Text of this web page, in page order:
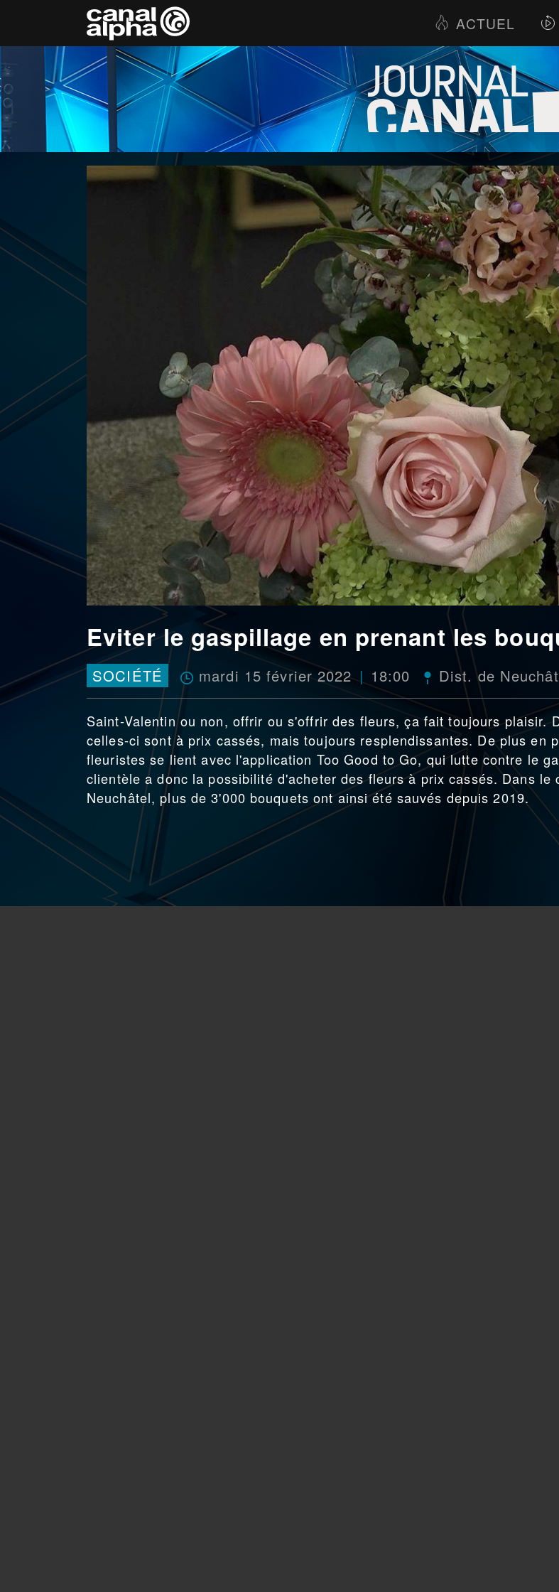
ACTUEL
Eviter le gaspillage en prenant les
SOCIÉTÉ mardi 15 février 2022 18:00 Dist. de
Saint-Valentin ou non, offrir ou s'offrir des fleurs, ça fait toujours plaisir.
celles-ci sont à prix cassés, mais toujours resplendissantes. De plus en
fleuristes se lient avec l'application Too Good to Go, qui lutte contre le
clientèle a donc la possibilité d'acheter des fleurs à prix cassés. Dans le
Neuchâtel, plus de 3'000 bouquets ont ainsi été sauvés depuis 2019.